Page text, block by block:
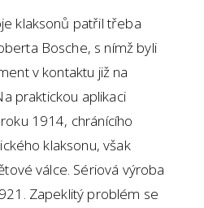
klaksonů patřil třeba
Bosche, s nímž byli
v kontaktu již na
praktickou aplikaci
1914, chránícího
klaksonu, však
válce. Sériová výroba
Zapeklitý problém se